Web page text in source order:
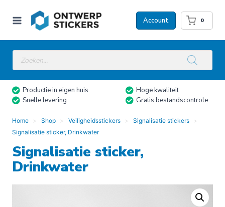
naar
Account 0
Producten
zoeken
Productie in eigen huis
Hoge kwaliteit
Snelle levering
Gratis bestandscontrole
Home Shop Veiligheidsstickers
Signalisatie stickers
Signalisatie sticker, Drinkwater
Signalisatie sticker,
Drinkwater